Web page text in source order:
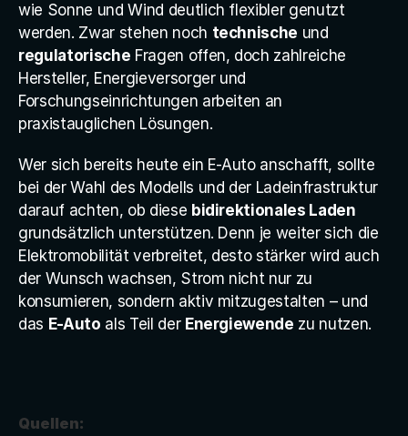
wie Sonne und Wind deutlich flexibler genutzt
werden. Zwar stehen noch technische
regulatorische Fragen offen, doch zahlreiche
Hersteller, Energieversorger und
Forschungseinrichtungen arbeiten an
praxistauglichen Lösungen.
Wer sich bereits heute ein E-Auto anschafft, sollte
bei der Wahl des Modells und der Ladeinfrastruktur
darauf achten, ob diese bidirektionales Laden
grundsätzlich unterstützen. Denn je weiter sich die
Elektromobilität verbreitet, desto stärker wird auch
der Wunsch wachsen, Strom nicht nur zu
konsumieren, sondern aktiv mitzugestalten – und
das E-Auto als Teil der Energiewende zu nutzen.
Quellen: